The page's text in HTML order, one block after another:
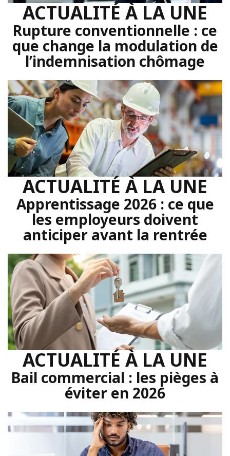
ACTUALITÉ À LA UNE
Rupture conventionnelle : ce
que change la modulation de
l’indemnisation chômage
ACTUALITÉ À LA UNE
Apprentissage 2026 : ce que
les employeurs doivent
anticiper avant la rentrée
ACTUALITÉ À LA UNE
Bail commercial : les pièges à
éviter en 2026